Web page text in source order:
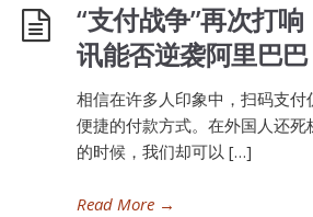
“支付战争”再次打
讯能否逆袭阿里巴巴
相信在许多人印象中，扫码支
便捷的付款方式。在外国人还死
的时候，我们却可以 […]
Read More →